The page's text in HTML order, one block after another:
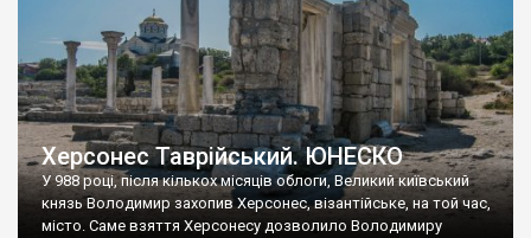
Херсонес Таврійський. ЮНЕСКО
У 988 році, після кількох місяців облоги, Великий київський
князь Володимир захопив Херсонес, візантійське, на той час,
місто. Саме взяття Херсонесу дозволило Володимиру